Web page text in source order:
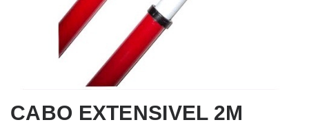
CABO EXTENSIVEL 2M